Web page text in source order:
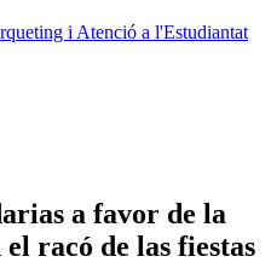
i Atenció a l'Estudiantat
a favor de la
racó de las fiestas